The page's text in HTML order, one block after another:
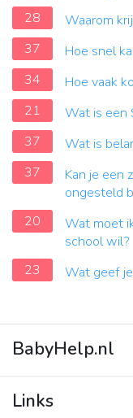
28
Waarom
37
Hoe snel
34
Hoe vaak
21
Wat is een
37
Wat is
37
Kan je een
ongesteld
20
Wat moet
school wil?
23
Wat geef
BabyHelp.nl
Vraag & Antwoord
Links